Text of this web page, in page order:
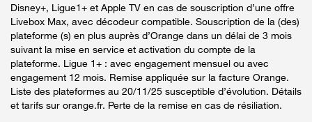
Disney+, Ligue1+ et Apple TV en cas de souscription d’une offre
Livebox Max, avec décodeur compatible. Souscription de la (des)
plateforme (s) en plus auprès d’Orange dans un délai de 3 mois
suivant la mise en service et activation du compte de la
plateforme. Ligue 1+ : avec engagement mensuel ou avec
engagement 12 mois. Remise appliquée sur la facture Orange.
Liste des plateformes au 20/11/25 susceptible d’évolution. Détails
et tarifs sur orange.fr. Perte de la remise en cas de résiliation.